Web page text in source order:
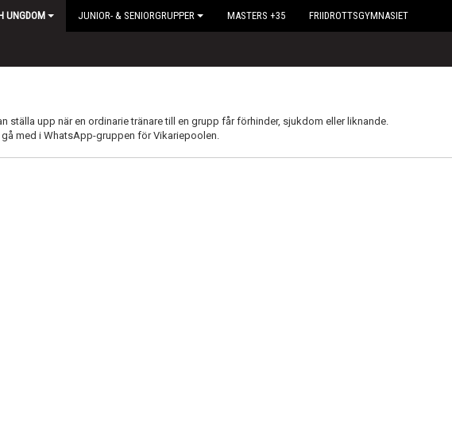
UNGDOM JUNIOR- & SENIORGRUPPER MASTERS +35 FRIIDROTTSGYMNASIET
ställa upp när en ordinarie tränare till en grupp får förhinder, sjukdom eller liknande.
med i WhatsApp-gruppen för Vikariepoolen.